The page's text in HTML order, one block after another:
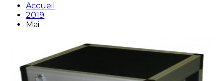
Accueil
2019
Mai